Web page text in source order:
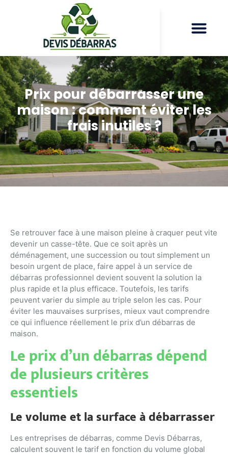
Prix pour débarrasser une
maison : comment éviter les
frais inutiles ?
Se retrouver face à une maison pleine à craquer peut vite
devenir un casse-tête. Que ce soit après un
déménagement, une succession ou tout simplement un
besoin urgent de place, faire appel à un service de
débarras professionnel devient souvent la solution la
plus rapide et la plus efficace. Toutefois, les tarifs
peuvent varier du simple au triple selon les cas. Pour
éviter les mauvaises surprises, mieux vaut comprendre
ce qui influence réellement le prix d’un débarras de
maison.
Le prix d’un débarras dépend
de plusieurs critères
essentiels
Le volume et la surface à débarrasser
Les entreprises de débarras, comme Devis Débarras,
calculent souvent le tarif en fonction du volume global